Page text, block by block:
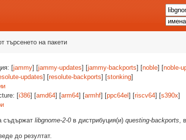
търсенето на пакети
[jammy] [jammy-updates] [jammy-backports] [noble] [noble-
updates] [resolute-backports] [stonking]
[i386] [amd64] [arm64] [armhf] [ppc64el ] [riscv64] [s390x]
съдържат libgnome-2-0 в дистрибуция(и) questing-backports,
до резултат.